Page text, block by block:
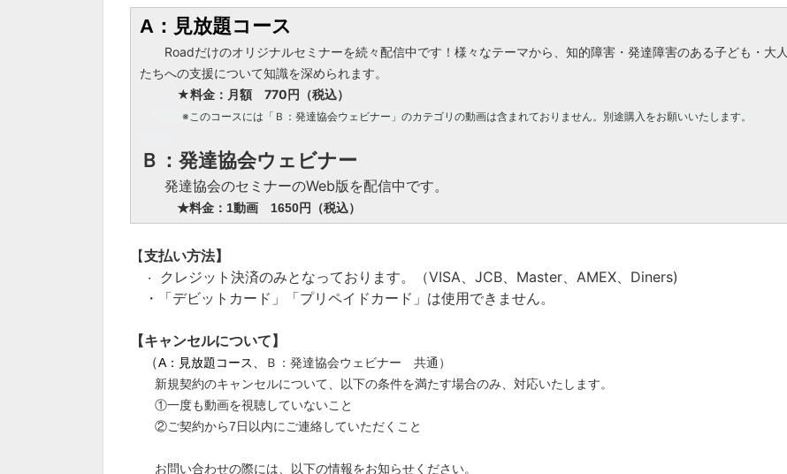
A：見放題コース
Roadだけのオリジナルセミナーを続々配信中です！様々なテーマから、知的障害・発達障害のある子ども・大人
たちへの支援について知識を深められます。
★料金：月額 770円（税込）
※このコースには「Ｂ：発達協会ウェビナー」のカテゴリの動画は含まれておりません。別途購入をお願いいたします。
Ｂ：発達協会ウェビナー
発達協会のセミナーのWeb版を配信中です。
★料金：1動画 1650円（税込）
【支払い方法】
・
クレジット決済のみとなっております。（VISA、JCB、Master、AMEX、Diners)
・「デビットカード」「プリペイドカード」は使用できません。
【キャンセルについて】
（A：見放題コース、
Ｂ：発達協会ウェビナー 共通）
新規契約のキャンセルについて、以下の条件を満たす場合のみ、対応いたします。
①一度も動画を視聴していないこと
②ご契約から7日以内にご連絡していただくこと
お問い合わせの際には、以下の情報をお知らせください。